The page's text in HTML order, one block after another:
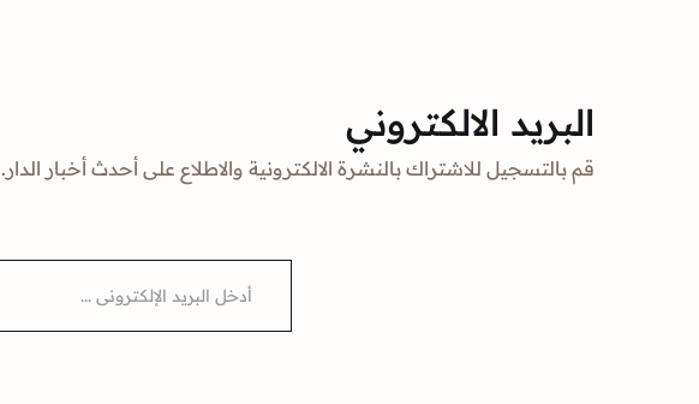
البريد الالكتروني
قم بالتسجيل للاشتراك بالنشرة الالكترونية والاطلاع على أحدث أخبار الدار.